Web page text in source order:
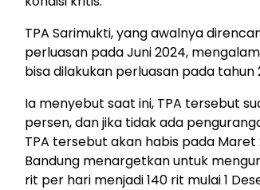
TPA Sarimukti, yang awalnya
perluasan pada Juni 2024,
bisa dilakukan perluasan pada tahun
Ia menyebut saat ini, TPA tersebut
persen, dan jika tidak ada
TPA tersebut akan habis pada
Bandung menargetkan untuk
rit per hari menjadi 140 rit mulai 1